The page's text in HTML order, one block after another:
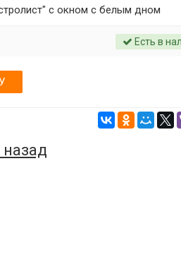
с окном c белым дном
Есть в
назад